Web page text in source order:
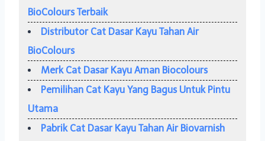
BioColours Terbaik
Distributor Cat Dasar Kayu Tahan Air
BioColours
Merk Cat Dasar Kayu Aman Biocolours
Pemilihan Cat Kayu Yang Bagus Untuk Pintu
Utama
Pabrik Cat Dasar Kayu Tahan Air Biovarnish